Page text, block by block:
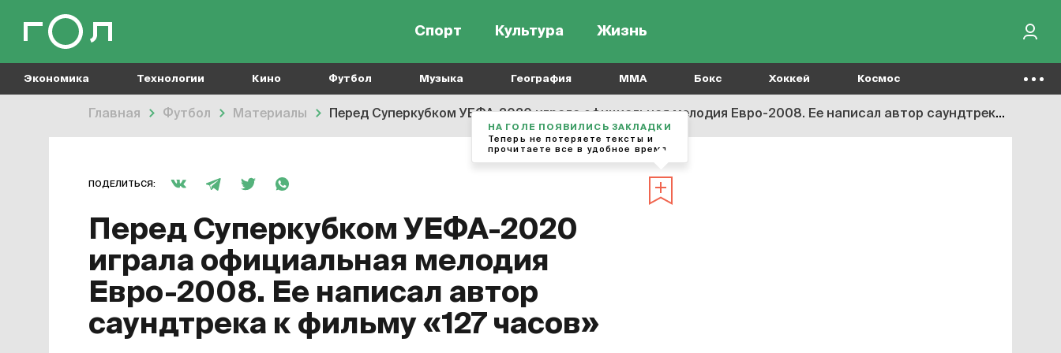
Спорт Культура Жизнь
Экономика Технологии Кино Футбол Музыка География MMA Бокс Хоккей Космос
Главная Футбол Материалы Перед Суперкубком УЕФА-2020 играла официальная мелодия Евро-2008. Ее написал автор саундтрека к фильму «127 часов»
ПОДЕЛИТЬСЯ:
Перед Суперкубком УЕФА-2020
играла официальная мелодия
Евро-2008. Ее написал автор
саундтрека к фильму «127 часов»
НА ГОЛЕ ПОЯВИЛИСЬ ЗАКЛАДКИ
Теперь не потеряете тексты и
прочитаете все в удобное время